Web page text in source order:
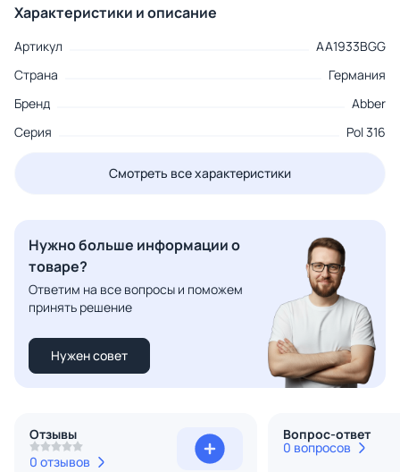
Характеристики и описание
Артикул
AA1933BGG
Страна
Германия
Бренд
Abber
Серия
Pol 316
Смотреть все характеристики
Нужно больше информации о
товаре?
Ответим на все вопросы и поможем
принять решение
Нужен совет
Отзывы
0 отзывов
Вопрос-ответ
0 вопросов